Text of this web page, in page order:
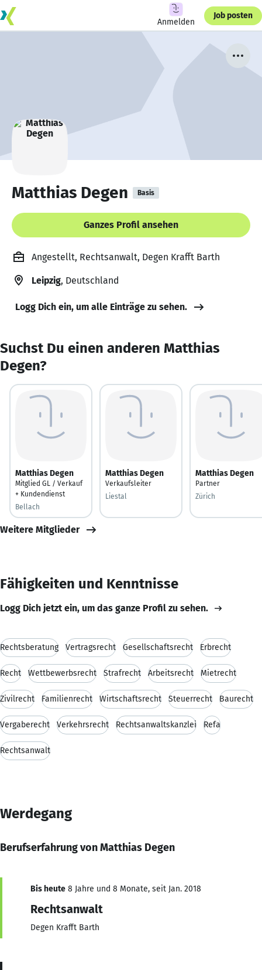
Anmelden
Job posten
Matthias Degen Basis
Ganzes Profil ansehen
Angestellt, Rechtsanwalt, Degen Krafft Barth
Leipzig, Deutschland
Logg Dich ein, um alle Einträge zu sehen.
Suchst Du einen anderen Matthias
Degen?
Matthias Degen
Mitglied GL / Verkauf
+ Kundendienst
Bellach
Matthias Degen
Verkaufsleiter
Liestal
Matthias Degen
Partner
Zürich
Weitere Mitglieder
Fähigkeiten und Kenntnisse
Logg Dich jetzt ein, um das ganze Profil zu sehen.
Rechtsberatung Vertragsrecht Gesellschaftsrecht Erbrecht
Recht Wettbewerbsrecht Strafrecht Arbeitsrecht Mietrecht
Zivilrecht Familienrecht Wirtschaftsrecht Steuerrecht Baurecht
Vergaberecht Verkehrsrecht Rechtsanwaltskanzlei Refa
Rechtsanwalt
Werdegang
Berufserfahrung von Matthias Degen
Bis heute 8 Jahre und 8 Monate, seit Jan. 2018
Rechtsanwalt
Degen Krafft Barth